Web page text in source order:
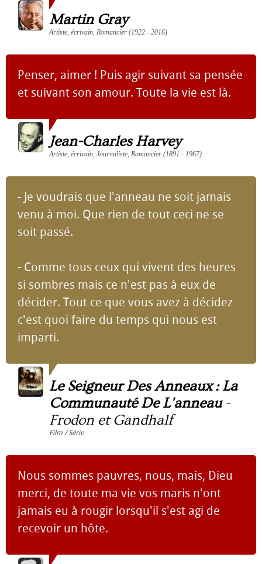
Martin Gray
Artiste, écrivain, Romancier (1922 - 2016)
Penser, aimer ! Puis agir suivant sa pensée
et suivant son amour. Toute la vie est là.
Jean-Charles Harvey
Artiste, écrivain, Journaliste, Romancier (1891 - 1967)
- Je voudrais que l'anneau ne soit jamais
venu à moi. Que rien de tout ceci ne se
soit passé.
- Comme tous ceux qui vivent des heures
si sombres mais ce n'est pas à eux de
décider. Tout ce que vous avez à décidez
c'est quoi faire du temps qui nous est
imparti.
Le Seigneur Des Anneaux : La
Communauté De L'anneau-
Frodon et Gandhalf
Film / Série
Nous sommes pauvres, nous, mais, Dieu
merci, de toute ma vie vos maris n'ont
jamais eu à rougir lorsqu'il s'est agi de
recevoir un hôte.